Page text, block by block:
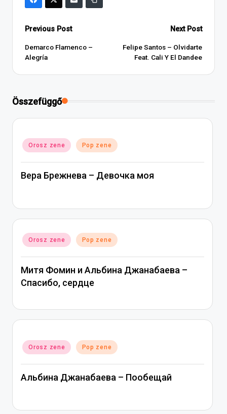
Post
navigation
Previous Post
Demarco Flamenco –
Alegría
Next Post
Felipe Santos – Olvidarte
Feat. Cali Y El Dandee
Összefüggő
Posted
in
Orosz zene Pop zene
Вера Брежнева – Девочка моя
Posted
in
Orosz zene Pop zene
Митя Фомин и Альбина Джанабаева –
Спасибо, сердце
Posted
in
Orosz zene Pop zene
Альбина Джанабаева – Пообещай